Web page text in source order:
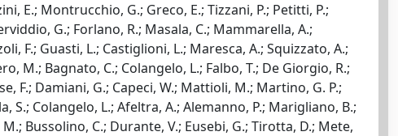
E.; Montrucchio, G.; Greco, E.; Tizzani, P.; Petitti, P.;
G.; Forlano, R.; Masala, C.; Mammarella, A.;
F.; Guasti, L.; Castiglioni, L.; Maresca, A.; Squizzato, A.;
M.; Bagnato, C.; Colangelo, L.; Falbo, T.; De Giorgio, R.;
F.; Damiani, G.; Capeci, W.; Mattioli, M.; Martino, G. P.;
S.; Colangelo, L.; Afeltra, A.; Alemanno, P.; Marigliano, B.;
Bussolino, C.; Durante, V.; Eusebi, G.; Tirotta, D.; Mete,